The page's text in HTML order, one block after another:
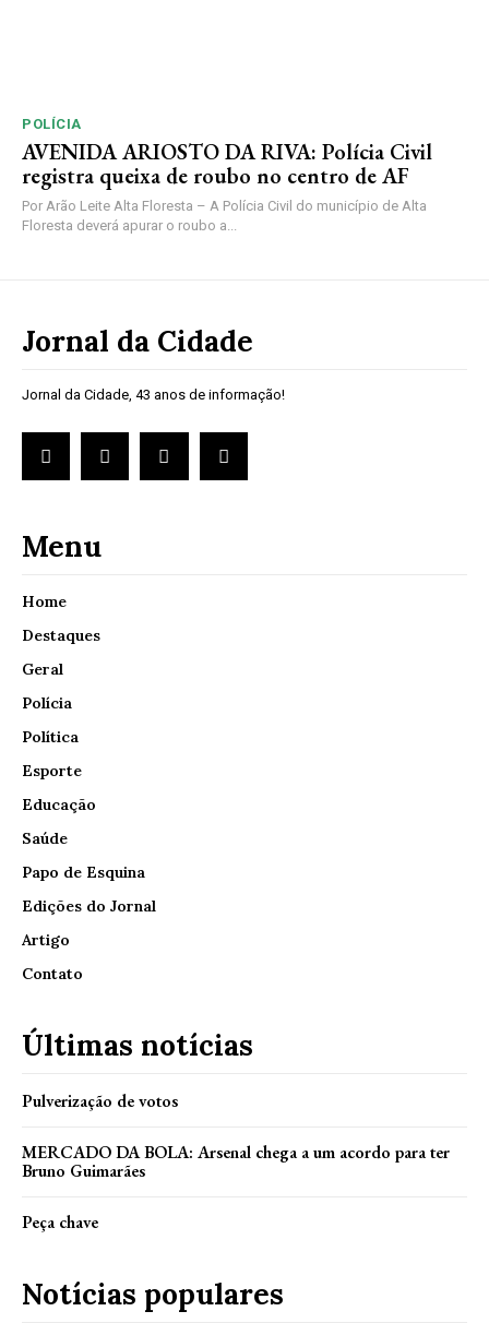
POLÍCIA
AVENIDA ARIOSTO DA RIVA: Polícia Civil
registra queixa de roubo no centro de AF
Por Arão Leite Alta Floresta – A Polícia Civil do município de Alta
Floresta deverá apurar o roubo a...
Jornal da Cidade
Jornal da Cidade, 43 anos de informação!
Menu
Home
Destaques
Geral
Polícia
Política
Esporte
Educação
Saúde
Papo de Esquina
Edições do Jornal
Artigo
Contato
Últimas notícias
Pulverização de votos
MERCADO DA BOLA: Arsenal chega a um acordo para ter
Bruno Guimarães
Peça chave
Notícias populares